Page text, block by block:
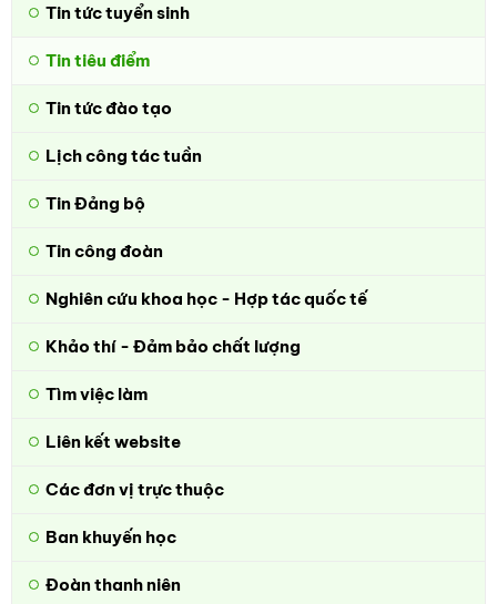
Tin tức tuyển sinh
Tin tiêu điểm
Tin tức đào tạo
Lịch công tác tuần
Tin Đảng bộ
Tin công đoàn
Nghiên cứu khoa học - Hợp tác quốc tế
Khảo thí - Đảm bảo chất lượng
Tìm việc làm
Liên kết website
Các đơn vị trực thuộc
Ban khuyến học
Đoàn thanh niên